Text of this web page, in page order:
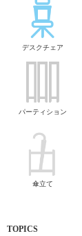
デスクチェア
パーティション
傘立て